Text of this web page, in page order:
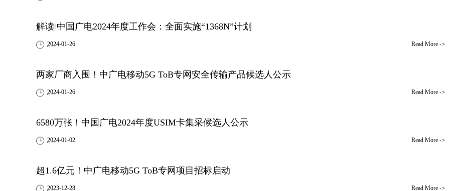
解读‖中国广电2024年度工作会：全面实施“1368N”计划
2024-01-26 Read More ->
两家厂商入围！中广电移动5G ToB专网安全传输产品候选人公示
2024-01-26 Read More ->
6580万张！中国广电2024年度USIM卡集采候选人公示
2024-01-02 Read More ->
超1.6亿元！中广电移动5G ToB专网项目招标启动
2023-12-28 Read More ->